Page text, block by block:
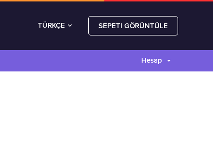
TÜRKÇE SEPETI GÖRÜNTÜLE
Hesap